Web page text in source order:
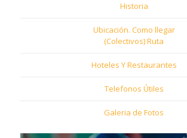
Historia
Ubicación. Como llegar
(Colectivos) Ruta
Hoteles Y Restaurantes
Telefonos Útiles
Galeria de Fotos